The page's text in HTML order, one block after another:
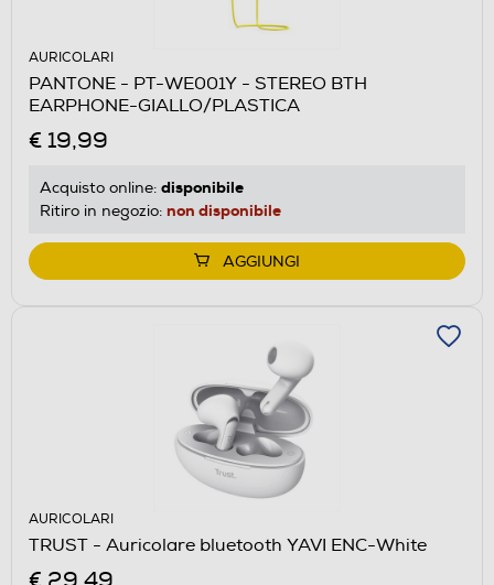
AURICOLARI
PANTONE - PT-WE001Y - STEREO BTH
EARPHONE-GIALLO/PLASTICA
€ 19,99
Acquisto online: disponibile
Ritiro in negozio: non disponibile
AGGIUNGI
AURICOLARI
TRUST - Auricolare bluetooth YAVI ENC-White